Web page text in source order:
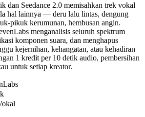
dan Seedance 2.0 memisahkan trek vokal
hal lainnya — deru lalu lintas, dengung
pikuk kerumunan, hembusan angin.
menganalisis seluruh spektrum
komponen suara, dan menghapus
kejernihan, kehangatan, atau kehadiran
1 kredit per 10 detik audio, pembersihan
untuk setiap kreator.